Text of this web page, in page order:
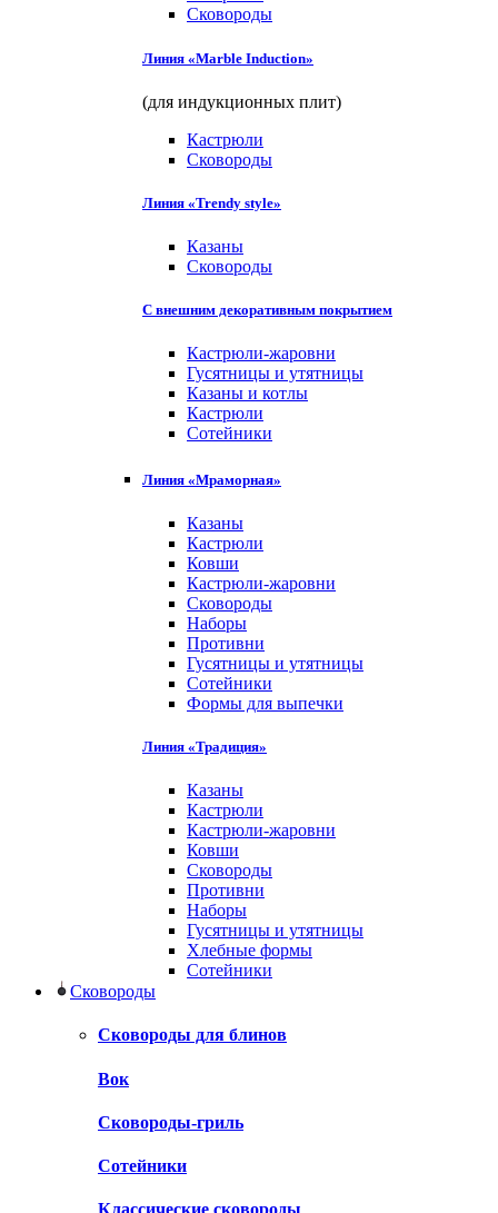
Сковороды
Линия «Marble Induction»
(для индукционных плит)
Кастрюли
Сковороды
Линия «Trendy style»
Казаны
Сковороды
С внешним декоративным покрытием
Кастрюли-жаровни
Гусятницы и утятницы
Казаны и котлы
Кастрюли
Сотейники
Линия «Мраморная»
Казаны
Кастрюли
Ковши
Кастрюли-жаровни
Сковороды
Наборы
Противни
Гусятницы и утятницы
Сотейники
Формы для выпечки
Линия «Традиция»
Казаны
Кастрюли
Кастрюли-жаровни
Ковши
Сковороды
Противни
Наборы
Гусятницы и утятницы
Хлебные формы
Сотейники
Сковороды
Сковороды для блинов
Вок
Сковороды-гриль
Сотейники